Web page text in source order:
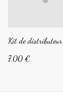
Kit de distributeur
7,00 €